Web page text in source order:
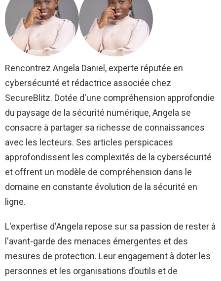
Rencontrez Angela Daniel, experte réputée en
cybersécurité et rédactrice associée chez
SecureBlitz. Dotée d'une compréhension approfondie
du paysage de la sécurité numérique, Angela se
consacre à partager sa richesse de connaissances
avec les lecteurs. Ses articles perspicaces
approfondissent les complexités de la cybersécurité
et offrent un modèle de compréhension dans le
domaine en constante évolution de la sécurité en
ligne.
L'expertise d'Angela repose sur sa passion de rester à
l'avant-garde des menaces émergentes et des
mesures de protection. Leur engagement à doter les
personnes et les organisations d’outils et de